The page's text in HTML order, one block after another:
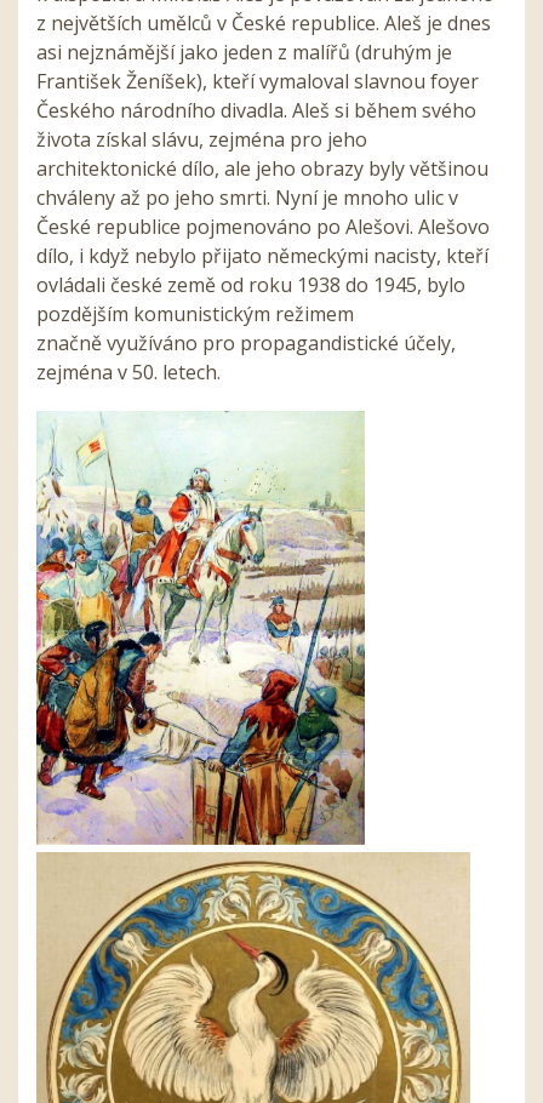
z největších umělců v České republice. Aleš je dnes
asi nejznámější jako jeden z malířů (druhým je
František Ženíšek), kteří vymaloval slavnou foyer
Českého národního divadla. Aleš si během svého
života získal slávu, zejména pro jeho
architektonické dílo, ale jeho obrazy byly většinou
chváleny až po jeho smrti. Nyní je mnoho ulic v
České republice pojmenováno po Alešovi. Alešovo
dílo, i když nebylo přijato německými nacisty, kteří
ovládali české země od roku 1938 do 1945, bylo
pozdějším komunistickým režimem
značně využíváno pro propagandistické účely,
zejména v 50. letech.